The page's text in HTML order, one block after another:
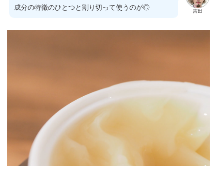
吉田
成分の特徴のひとつと割り切って使うのが◎